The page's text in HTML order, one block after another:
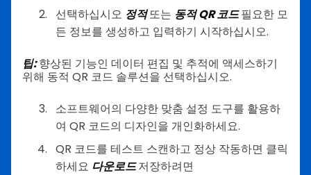
선택하십시오 정적또는 동적 QR 코드필요한 모
든 정보를 생성하고 입력하기 시작하십시오.
팁:향상된 기능인 데이터 편집 및 추적에 액세스하기
위해 동적 QR 코드 솔루션을 선택하십시오.
소프트웨어의 다양한 맞춤 설정 도구를 활용하
여 QR 코드의 디자인을 개인화하세요.
QR 코드를 테스트 스캔하고 정상 작동하면 클릭
하세요 다운로드저장하려면